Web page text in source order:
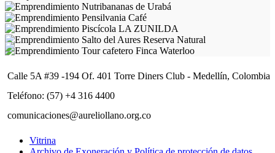
Calle 5A #39 -194 Of. 401 Torre Diners Club - Medellín, Colombia
Teléfono: (57) +4 316 4400
comunicaciones@aureliollano.org.co
Vitrina